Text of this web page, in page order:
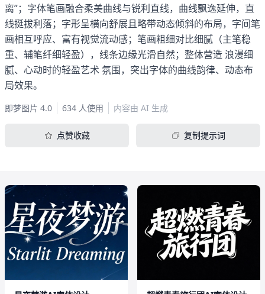
离”；字体笔画融合柔美曲线与锐利直线，曲线飘逸延伸，直
线挺拔利落；字形呈横向舒展且略带动态倾斜的布局，字间笔
画相互呼应、富有视觉流动感；笔画粗细对比细腻（主笔稳
重、辅笔纤细轻盈），线条边缘光滑自然；整体营造 浪漫细
腻、心动时的轻盈艺术 氛围，突出字体的曲线韵律、动态布
局效果。
即梦图片 4.0 634 人使用 内容由 AI 生成
点赞收藏 复制提示词